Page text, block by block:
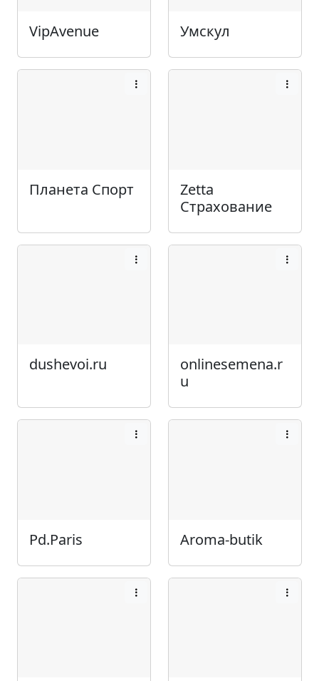
VipAvenue Умскул
Планета Спорт
Zetta
Страхование
dushevoi.ru
onlinesemena.r
u
Pd.Paris Aroma-butik